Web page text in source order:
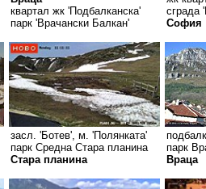
квартал жк 'Подбалканска'
парк 'Врачански Балкан'
сграда
София
засл. 'Ботев', м. 'Полянката'
парк Средна Стара планина
Стара планина
парк
Враца